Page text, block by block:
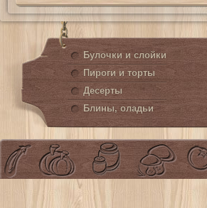
Булочки и слойки
Пироги и торты
Десерты
Блины, оладьи